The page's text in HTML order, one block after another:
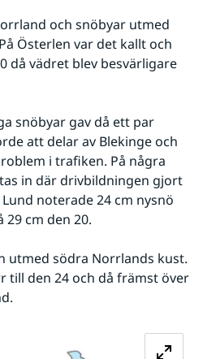
Österlen var det kallt och
då vädret blev besvärligare
att delar av Blekinge och
i trafiken. På några
in där drivbildningen gjort
noterade 24 cm nysnö
cm den 20.
till den 24 och då främst över